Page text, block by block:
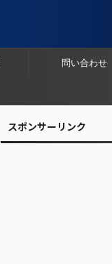
問い合わせ
スポンサーリンク